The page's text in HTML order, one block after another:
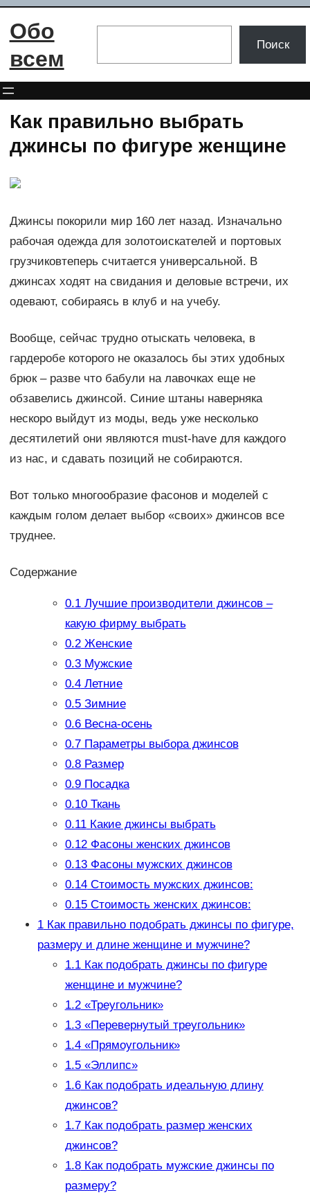
Перейти
Обо
всем
Поиск
Как правильно выбрать
джинсы по фигуре женщине
Джинсы покорили мир 160 лет назад. Изначально
рабочая одежда для золотоискателей и портовых
грузчиковтеперь считается универсальной. В
джинсах ходят на свидания и деловые встречи, их
одевают, собираясь в клуб и на учебу.
Вообще, сейчас трудно отыскать человека, в
гардеробе которого не оказалось бы этих удобных
брюк – разве что бабули на лавочках еще не
обзавелись джинсой. Синие штаны наверняка
нескоро выйдут из моды, ведь уже несколько
десятилетий они являются must-have для каждого
из нас, и сдавать позиций не собираются.
Вот только многообразие фасонов и моделей с
каждым голом делает выбор «своих» джинсов все
труднее.
Содержание
0.1Лучшие производители джинсов –
какую фирму выбрать
0.2Женские
0.3Мужские
0.4Летние
0.5Зимние
0.6Весна-осень
0.7Параметры выбора джинсов
0.8Размер
0.9Посадка
0.10Ткань
0.11Какие джинсы выбрать
0.12Фасоны женских джинсов
0.13Фасоны мужских джинсов
0.14Стоимость мужских джинсов:
0.15Стоимость женских джинсов:
1Как правильно подобрать джинсы по фигуре,
размеру и длине женщине и мужчине?
1.1Как подобрать джинсы по фигуре
женщине и мужчине?
1.2«Треугольник»
1.3«Перевернутый треугольник»
1.4«Прямоугольник»
1.5«Эллипс»
1.6Как подобрать идеальную длину
джинсов?
1.7Как подобрать размер женских
джинсов?
1.8Как подобрать мужские джинсы по
размеру?